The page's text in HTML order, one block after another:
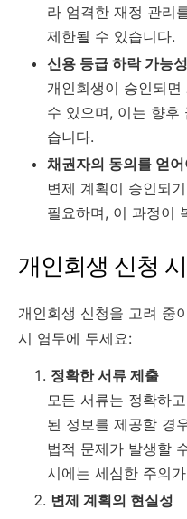
라 엄격한 재정 관리
제한될 수 있습니다.
신용 등급 하락 가능성
개인회생이 승인되
수 있으며, 이는 향후
습니다.
채권자의 동의를 얻
변제 계획이 승인되
필요하며, 이 과정이
개인회생 신청
개인회생 신청을 고려 중
시 염두에 두세요:
정확한 서류 제출
모든 서류는 정확하
된 정보를 제공할 경
법적 문제가 발생할
시에는 세심한 주의
변제 계획의 현실성